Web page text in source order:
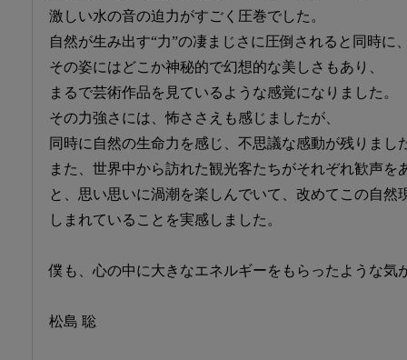
激しい水の音の迫力がすごく圧巻でした。
自然が生み出す“力”の凄まじさに圧倒されると同時に
その姿にはどこか神秘的で幻想的な美しさもあり、
まるで芸術作品を見ているような感覚になりました。
その力強さには、怖ささえも感じましたが、
同時に自然の生命力を感じ、不思議な感動が残りまし
また、世界中から訪れた観光客たちがそれぞれ歓声を
と、思い思いに渦潮を楽しんでいて、改めてこの自然
しまれていることを実感しました。
僕も、心の中に大きなエネルギーをもらったような気
松島 聡